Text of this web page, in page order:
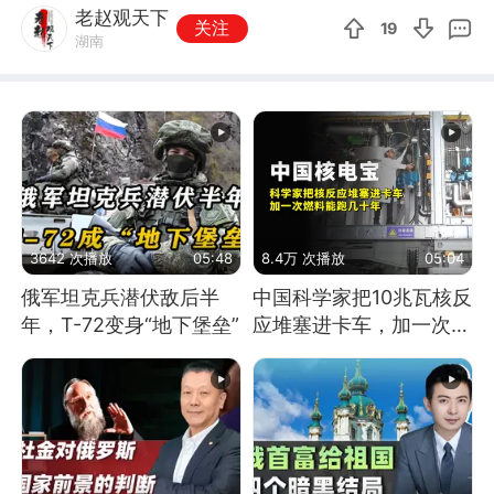
老赵观天下
湖南
关注 19
3642 次播放 05:48
俄军坦克兵潜伏敌后半
年，T-72变身“地下堡垒”
8.4万 次播放 05:04
中国科学家把10兆瓦核反
应堆塞进卡车，加一次燃
料能跑几十年